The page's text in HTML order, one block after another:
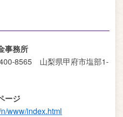
事務所
8565 山梨県甲府市塩部1-
ージ
www/index.html